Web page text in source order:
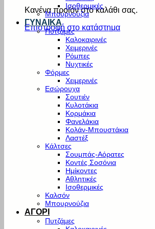
Κανένα προϊόν στο καλάθι σας.
Επιστροφή στο κατάστημα
Ισοθερμικές
Μπουρνούζια
ΓΥΝΑΙΚΑ
Πυτζάμες
Καλοκαιρινές
Χειμερινές
Ρόμπες
Νυχτικές
Φόρμες
Χειμερινές
Εσώρουχα
Σουτιέν
Κυλοτάκια
Κορμάκια
Φανελάκια
Κολάν-Μπουστάκια
Λαστέξ
Κάλτσες
Σουμπάς-Αόρατες
Κοντές Σοσόνια
Ημίκοντες
Αθλητικές
Ισοθερμικές
Καλσόν
Μπουρνούζια
ΑΓΟΡΙ
Πυτζάμες